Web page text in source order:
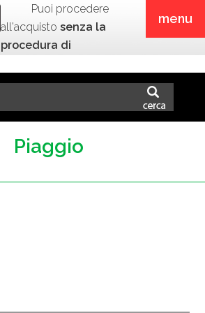
menu
Puoi procedere
all'acquisto senza la
procedura di
Piaggio